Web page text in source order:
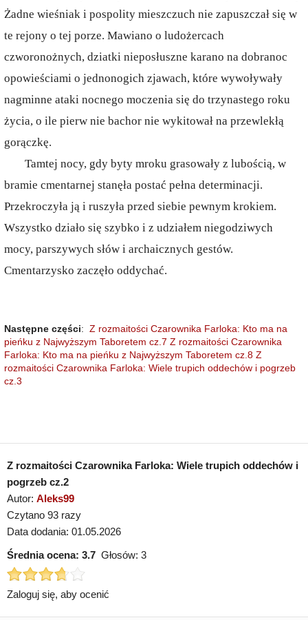
Żadne wieśniak i pospolity mieszczuch nie zapuszczał się w
te rejony o tej porze. Mawiano o ludożercach
czworonożnych, dziatki nieposłuszne karano na dobranoc
opowieściami o jednonogich zjawach, które wywoływały
nagminne ataki nocnego moczenia się do trzynastego roku
życia, o ile pierw nie bachor nie wykitował na przewlekłą
gorączkę.
Tamtej nocy, gdy byty mroku grasowały z lubością, w
bramie cmentarnej stanęła postać pełna determinacji.
Przekroczyła ją i ruszyła przed siebie pewnym krokiem.
Wszystko działo się szybko i z udziałem niegodziwych
mocy, parszywych słów i archaicznych gestów.
Cmentarzysko zaczęło oddychać.
Następne części: Z rozmaitości Czarownika Farloka: Kto ma na
pieńku z Najwyższym Taboretem cz.7 Z rozmaitości Czarownika
Farloka: Kto ma na pieńku z Najwyższym Taboretem cz.8 Z
rozmaitości Czarownika Farloka: Wiele trupich oddechów i pogrzeb
cz.3
Z rozmaitości Czarownika Farloka: Wiele trupich oddechów i
pogrzeb cz.2
Autor: Aleks99
Czytano 93 razy
Data dodania: 01.05.2026
Średnia ocena: 3.7 Głosów: 3
Zaloguj się, aby ocenić